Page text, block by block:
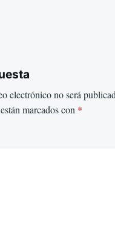
electrónico no será
marcados con *